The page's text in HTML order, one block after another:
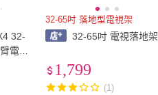
32-
電視
32-65吋 落地型電視架
32-65吋 電視落地架
1,799
(1)